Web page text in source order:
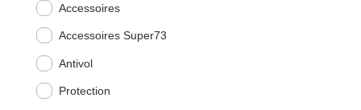
Accessoires
Accessoires Super73
Antivol
Protection